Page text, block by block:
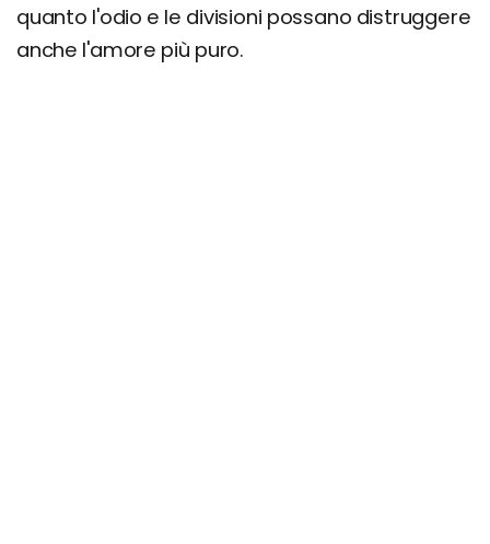
quanto l'odio e le divisioni possano distruggere
anche l'amore più puro.